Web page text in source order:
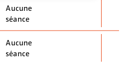
Aucune
séance
Aucune
séance